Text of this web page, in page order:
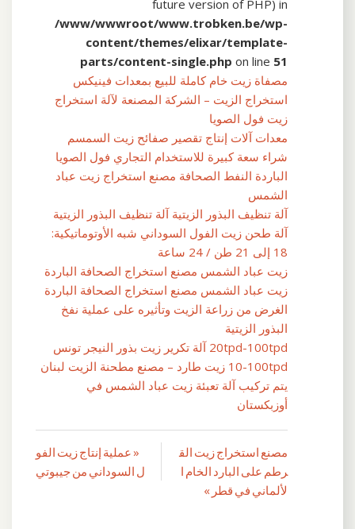
future version of PHP) in
/www/wwwroot/www.trobken.be/wp-
content/themes/elixar/template-
parts/content-single.php on line 51
مصفاة زيت خام كاملة للبيع بمعدات فينيكس
استخراج الزيت – الشركة المصنعة لآلة استخراج
زيت فول الصويا
معدات آلات إنتاج تقصير صفائح زيت السمسم
شراء سعة كبيرة للاستخدام التجاري فول الصويا
الباردة النفط الصحافة مصنع استخراج زيت عباد
الشمس
آلة تنظيف البذور الزيتية آلة تنظيف البذور الزيتية
آلة طحن زيت الفول السوداني شبه الأوتوماتيكية:
18 إلى 21 طن / 24 ساعة
زيت عباد الشمس مصنع استخراج الصحافة الباردة
زيت عباد الشمس مصنع استخراج الصحافة الباردة
الغرض من زراعة الزيت وتأثيره على عملية نفخ
البذور الزيتية
20tpd-100tpd آلة تكرير زيت بذور النيجر تونس
10-100tpd زيت طارد – مصنع مطحنة الزيت لبنان
يتم تركيب آلة تعبئة زيت عباد الشمس في
أوزبكستان
تصفّح
المقالات
« عملية إنتاج زيت الفو
ل السوداني من جيبوتي
مصنع استخراج زيت الق
رطم على البارد الخام ا
لألماني في قطر »